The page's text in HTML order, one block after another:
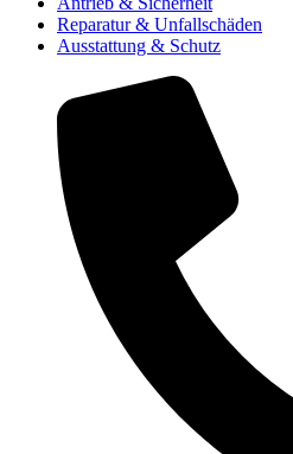
Reparatur & Unfallschäden
Ausstattung & Schutz